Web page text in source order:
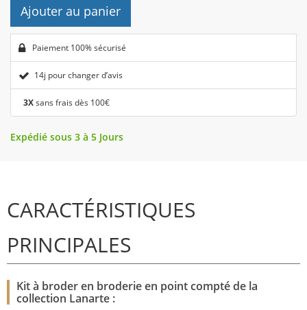
Ajouter au panier
Paiement 100% sécurisé
14j pour changer d’avis
3Xsans frais dès 100€
Expédié sous 3 à 5 Jours
CARACTÉRISTIQUES
PRINCIPALES
Kit à broder en broderie en point compté de la
collection Lanarte :